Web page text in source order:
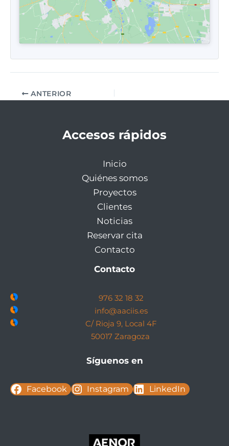
ANTERIOR
Accesos rápidos
Inicio
Quiénes somos
Proyectos
Clientes
Noticias
Reservar cita
Contacto
Contacto
976 32 18 32
info@aaciis.es
C/ Rioja 9, Local 4F
50017 Zaragoza
Síguenos en
Facebook Instagram LinkedIn